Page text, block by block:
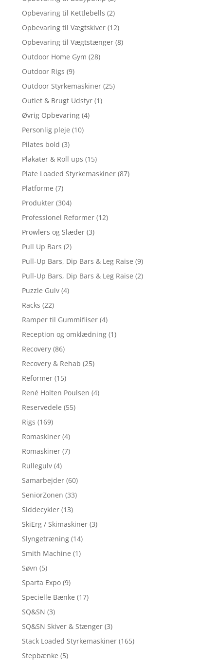
Opbevaring til Kettlebells (2)
Opbevaring til Vægtskiver (12)
Opbevaring til Vægtstænger (8)
Outdoor Home Gym (28)
Outdoor Rigs (9)
Outdoor Styrkemaskiner (25)
Outlet & Brugt Udstyr (1)
Øvrig Opbevaring (4)
Personlig pleje (10)
Pilates bold (3)
Plakater & Roll ups (15)
Plate Loaded Styrkemaskiner (87)
Platforme (7)
Produkter (304)
Professionel Reformer (12)
Prowlers og Slæder (3)
Pull Up Bars (2)
Pull-Up Bars, Dip Bars & Leg Raise (9)
Pull-Up Bars, Dip Bars & Leg Raise (2)
Puzzle Gulv (4)
Racks (22)
Ramper til Gummifliser (4)
Reception og omklædning (1)
Recovery (86)
Recovery & Rehab (25)
Reformer (15)
René Holten Poulsen (4)
Reservedele (55)
Rigs (169)
Romaskiner (4)
Romaskiner (7)
Rullegulv (4)
Samarbejder (60)
SeniorZonen (33)
Siddecykler (13)
SkiErg / Skimaskiner (3)
Slyngetræning (14)
Smith Machine (1)
Søvn (5)
Sparta Expo (9)
Specielle Bænke (17)
SQ&SN (3)
SQ&SN Skiver & Stænger (3)
Stack Loaded Styrkemaskiner (165)
Stepbænke (5)